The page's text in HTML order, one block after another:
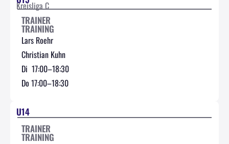
Kreisliga C
TRAINER
TRAINING
Lars Roehr
Christian Kuhn
Di 17:00–18:30
Do 17:00–18:30
U14
TRAINER
TRAINING